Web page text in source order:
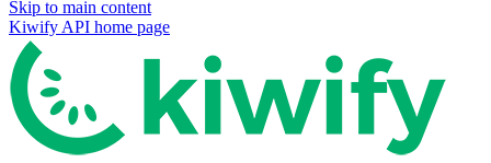
Skip to main content
Kiwify API home page